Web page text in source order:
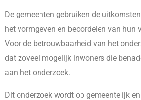
De gemeenten gebruiken de
het vormgeven en beoordelen van hun
Voor de betrouwbaarheid van het
dat zoveel mogelijk inwoners die
aan het onderzoek.
Dit onderzoek wordt op gemeentelijk